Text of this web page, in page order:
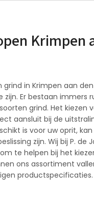
Krimpen
grind in Krimpen aan
zijn. Er bestaan immers
grind. Het kiezen
aansluit bij de
is voor uw oprit,
zijn. Wij bij P. de
te helpen bij het
ons assortiment
productspecificaties.